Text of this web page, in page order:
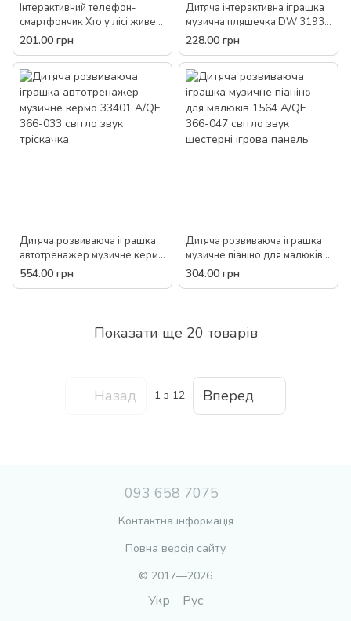
Інтерактивний телефон-
смартфончик Хто у лісі живе?
SK 0037 Limo Toy розвиваючі
іграшки для дітей
201.00 грн
Дитяча інтерактивна іграшка
музична пляшечка DW 31935
А/503-4 зі світлом та звуком
228.00 грн
Дитяча розвиваюча іграшка
автотренажер музичне кермо
33401 А/QF 366-033 світло
звук тріскачка
554.00 грн
Дитяча розвиваюча іграшка
музичне піаніно для малюків
1564 А/QF 366-047 світло
звук шестерні ігрова панель
304.00 грн
Показати ще 20 товарів
Назад 1 з 12 Вперед
093 658 7075
Контактна інформація
Повна версія сайту
© 2017—2026
Укр Рус